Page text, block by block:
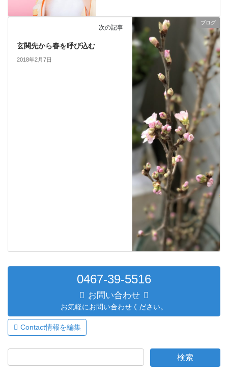
ブログ
次の記事
玄関先から春を呼び込む
2018年2月7日
0467-39-5516
お問い合わせ
お気軽にお問い合わせください。
Contact情報を編集